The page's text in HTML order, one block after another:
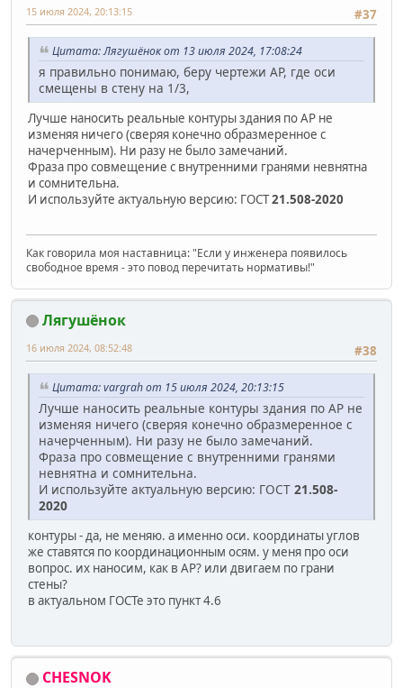
#37
15 июля 2024, 20:13:15
Цитата: Лягушёнок от 13 июля 2024, 17:08:24
я правильно понимаю, беру чертежи АР, где оси
смещены в стену на 1/3,
Лучше наносить реальные контуры здания по АР не
изменяя ничего (сверяя конечно образмеренное с
начерченным). Ни разу не было замечаний.
Фраза про совмещение с внутренними гранями невнятна
и сомнительна.
И используйте актуальную версию: ГОСТ21.508-2020
Как говорила моя наставница: "Если у инженера появилось
свободное время - это повод перечитать нормативы!"
Лягушёнок
#38
16 июля 2024, 08:52:48
Цитата: vargrah от 15 июля 2024, 20:13:15
Лучше наносить реальные контуры здания по АР не
изменяя ничего (сверяя конечно образмеренное с
начерченным). Ни разу не было замечаний.
Фраза про совмещение с внутренними гранями
невнятна и сомнительна.
И используйте актуальную версию: ГОСТ 21.508-
2020
контуры - да, не меняю. а именно оси. координаты углов
же ставятся по координационным осям. у меня про оси
вопрос. их наносим, как в АР? или двигаем по грани
стены?
в актуальном ГОСТе это пункт 4.6
CHESNOK